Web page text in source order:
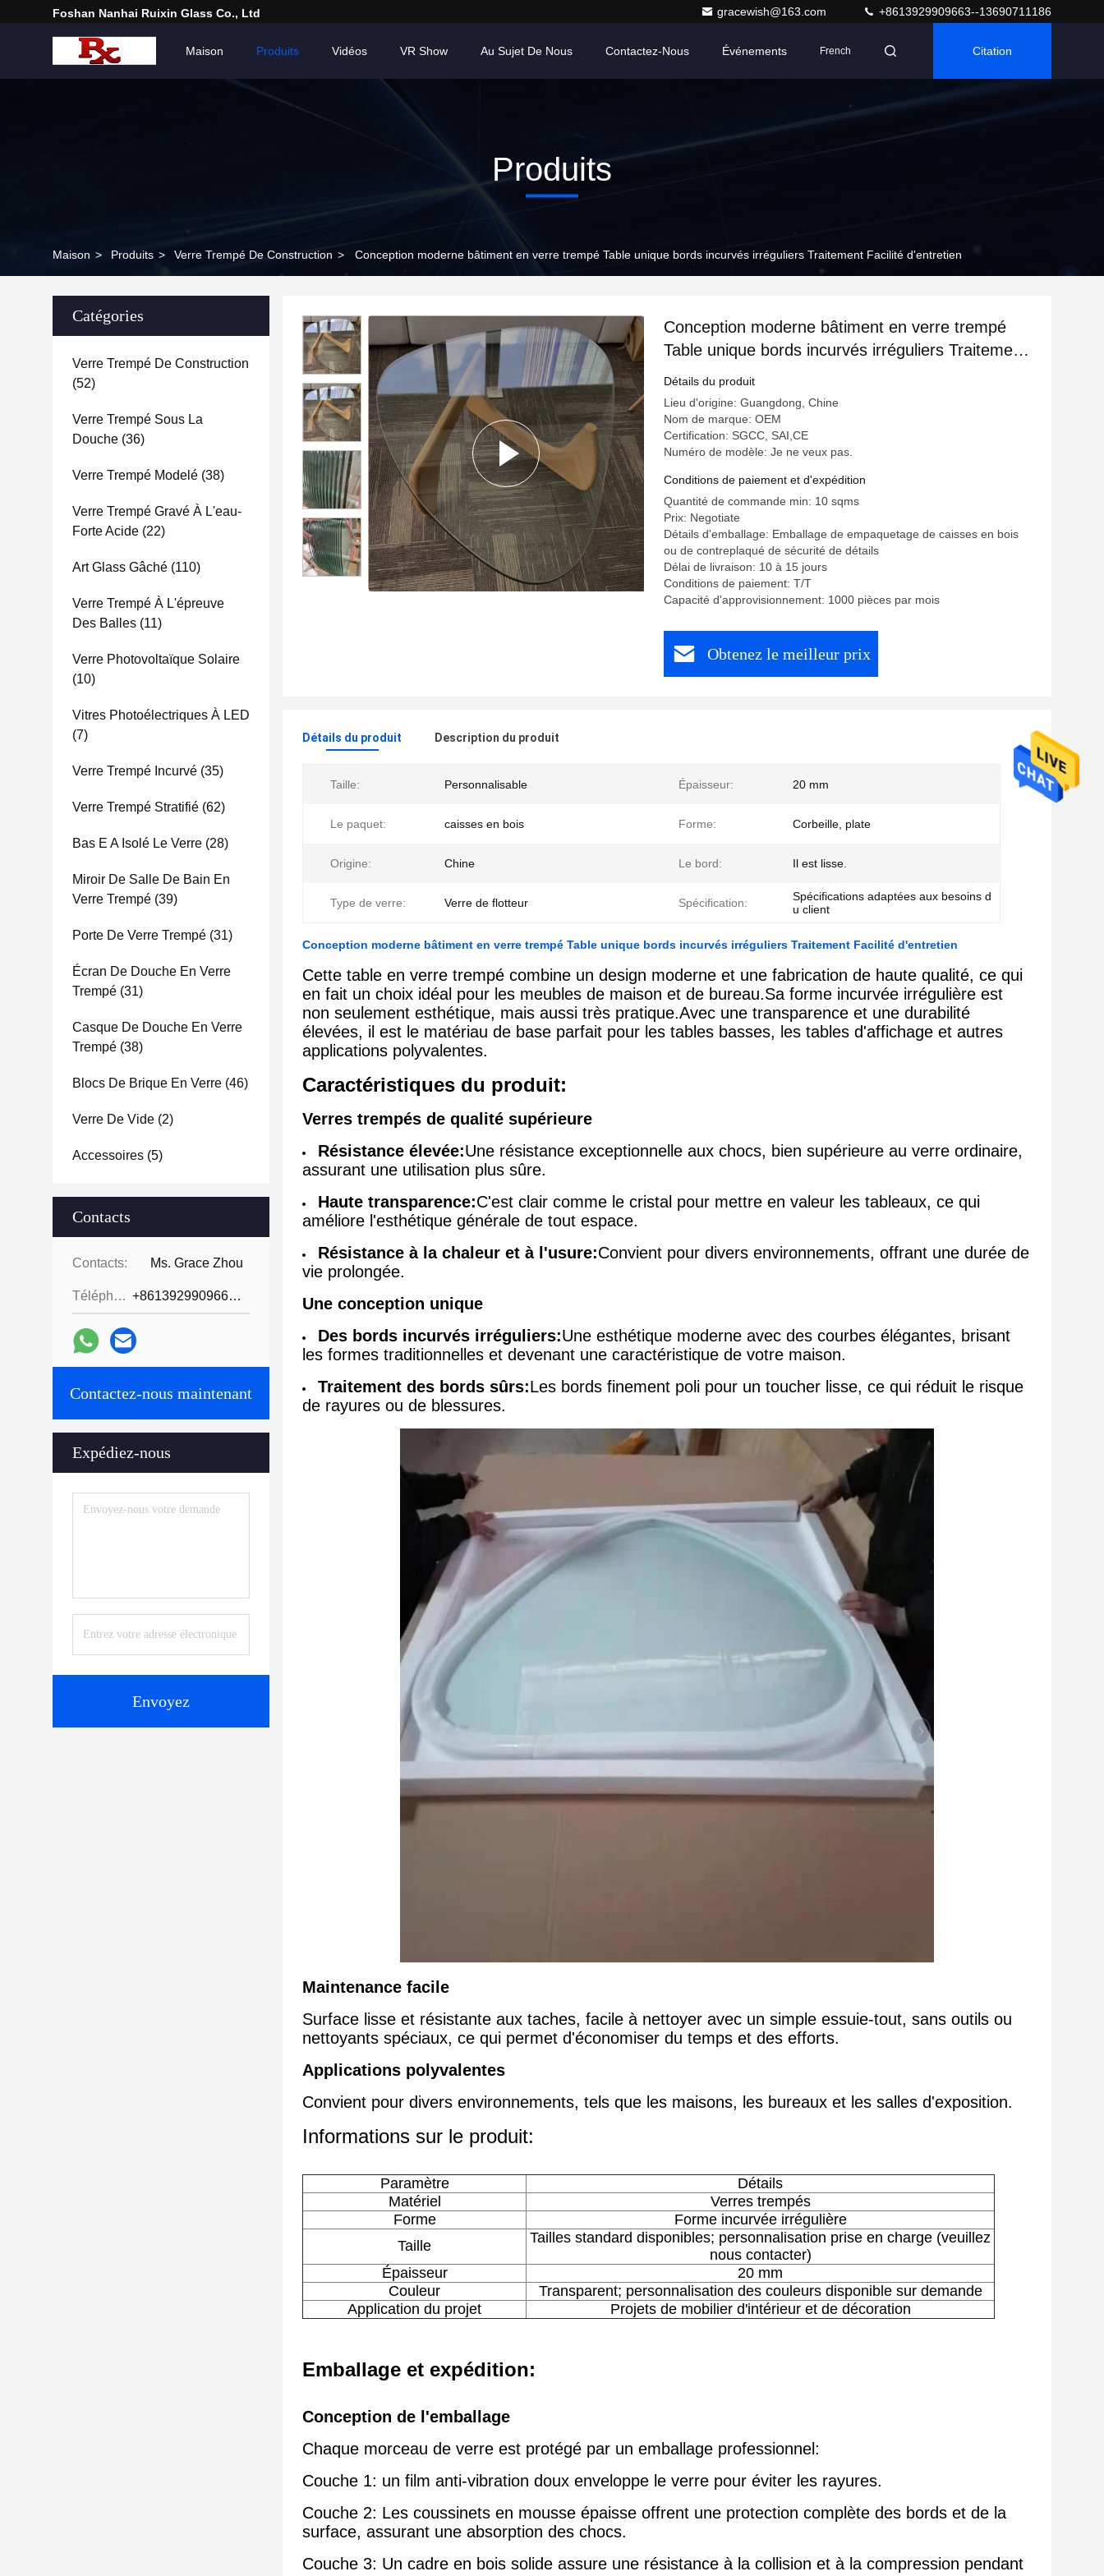
Foshan Nanhai Ruixin Glass Co., Ltd gracewish@163.com +8613929909663--13690711186
Maison Produits Vidéos VR Show Au Sujet De Nous Contactez-Nous Événements French Citation
Produits
Maison > Produits > Verre Trempé De Construction > Conception moderne bâtiment en verre trempé Table unique bords incurvés irréguliers Traitement Facilité d'entretien
Catégories
Verre Trempé De Construction
(52)
Verre Trempé Sous La
Douche (36)
Verre Trempé Modelé (38)
Verre Trempé Gravé À L'eau-
Forte Acide (22)
Art Glass Gâché (110)
Verre Trempé À L'épreuve
Des Balles (11)
Verre Photovoltaïque Solaire
(10)
Vitres Photoélectriques À LED
(7)
Verre Trempé Incurvé (35)
Verre Trempé Stratifié (62)
Bas E A Isolé Le Verre (28)
Miroir De Salle De Bain En
Verre Trempé (39)
Porte De Verre Trempé (31)
Écran De Douche En Verre
Trempé (31)
Casque De Douche En Verre
Trempé (38)
Blocs De Brique En Verre (46)
Verre De Vide (2)
Accessoires (5)
Contacts
Contacts: Ms. Grace Zhou
Téléphone: +8613929909663--13690711186
Contactez-nous maintenant
Expédiez-nous
Envoyez
Conception moderne bâtiment en verre trempé
Table unique bords incurvés irréguliers Traitement
Facilité d'entretien
Détails du produit
Lieu d'origine: Guangdong, Chine
Nom de marque: OEM
Certification: SGCC, SAI,CE
Numéro de modèle: Je ne veux pas.
Conditions de paiement et d'expédition
Quantité de commande min: 10 sqms
Prix: Negotiate
Détails d'emballage: Emballage de empaquetage de caisses en bois
ou de contreplaqué de sécurité de détails
Délai de livraison: 10 à 15 jours
Conditions de paiement: T/T
Capacité d'approvisionnement: 1000 pièces par mois
Obtenez le meilleur prix
Détails du produit Description du produit
Taille: Personnalisable Épaisseur: 20 mm
Le paquet: caisses en bois Forme: Corbeille, plate
Origine: Chine Le bord: Il est lisse.
Type de verre: Verre de flotteur Spécification:
Spécifications adaptées aux besoins d
u client
Conception moderne bâtiment en verre trempé Table unique bords incurvés irréguliers Traitement Facilité d'entretien
Cette table en verre trempé combine un design moderne et une fabrication de haute qualité, ce qui
en fait un choix idéal pour les meubles de maison et de bureau.Sa forme incurvée irrégulière est
non seulement esthétique, mais aussi très pratique.Avec une transparence et une durabilité
élevées, il est le matériau de base parfait pour les tables basses, les tables d'affichage et autres
applications polyvalentes.
Caractéristiques du produit:
Verres trempés de qualité supérieure
Résistance élevée:Une résistance exceptionnelle aux chocs, bien supérieure au verre ordinaire,
assurant une utilisation plus sûre.
Haute transparence:C'est clair comme le cristal pour mettre en valeur les tableaux, ce qui
améliore l'esthétique générale de tout espace.
Résistance à la chaleur et à l'usure:Convient pour divers environnements, offrant une durée de
vie prolongée.
Une conception unique
Des bords incurvés irréguliers:Une esthétique moderne avec des courbes élégantes, brisant
les formes traditionnelles et devenant une caractéristique de votre maison.
Traitement des bords sûrs:Les bords finement poli pour un toucher lisse, ce qui réduit le risque
de rayures ou de blessures.
Maintenance facile
Surface lisse et résistante aux taches, facile à nettoyer avec un simple essuie-tout, sans outils ou
nettoyants spéciaux, ce qui permet d'économiser du temps et des efforts.
Applications polyvalentes
Convient pour divers environnements, tels que les maisons, les bureaux et les salles d'exposition.
Informations sur le produit:
Paramètre
Détails
Matériel
Verres trempés
Forme
Forme incurvée irrégulière
Taille
Tailles standard disponibles; personnalisation prise en charge (veuillez
nous contacter)
Épaisseur
20 mm
Couleur
Transparent; personnalisation des couleurs disponible sur demande
Application du projet
Projets de mobilier d'intérieur et de décoration
Emballage et expédition:
Conception de l'emballage
Chaque morceau de verre est protégé par un emballage professionnel:
Couche 1: un film anti-vibration doux enveloppe le verre pour éviter les rayures.
Couche 2: Les coussinets en mousse épaisse offrent une protection complète des bords et de la
surface, assurant une absorption des chocs.
Couche 3: Un cadre en bois solide assure une résistance à la collision et à la compression pendant